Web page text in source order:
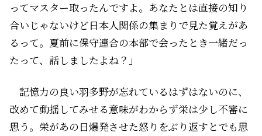
ってマスター取ったんですよ。あなたとは直接の知り
合いじゃないけど日本人関係の集まりで見た覚えがあ
るって。夏前に保守連合の本部で会ったとき一緒だっ
たって、話しましたよね？」
記憶力の良い羽多野が忘れているはずはないのに、
改めて動揺してみせる意味がわからず栄は少し不審に
思う。栄があの日爆発させた怒りをぶり返すとでも思